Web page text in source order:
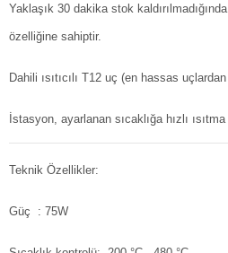
Yaklaşık 30 dakika stok
özelliğine sahiptir.
Dahili ısıtıcılı T12 uç (en hassas
İstasyon, ayarlanan sıcaklığa hızlı
Teknik Özellikler:
Güç : 75W